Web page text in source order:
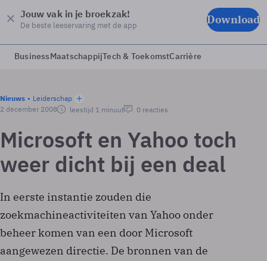
Jouw vak in je broekzak!
De beste leeservaring met de app Download
BusinessMaatschappijTech & ToekomstCarrière
Nieuws
Leiderschap
2 december 2008
leestijd 1 minuut 0 reacties
Microsoft en Yahoo toch
weer dicht bij een deal
In eerste instantie zouden die
zoekmachineactiviteiten van Yahoo onder
beheer komen van een door Microsoft
aangewezen directie. De bronnen van de